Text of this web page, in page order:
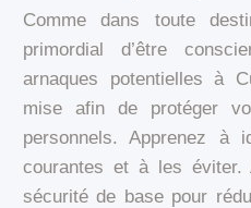
Comme dans toute
primordial d’être
arnaques potentielles à
mise afin de protéger
personnels. Apprenez à
courantes et à les éviter.
sécurité de base pour